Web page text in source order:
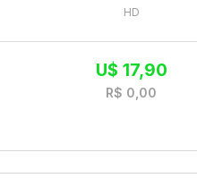
HD
U$ 17,90
R$ 0,00